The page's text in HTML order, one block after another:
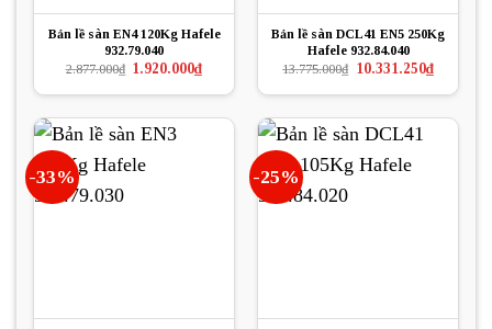
Bản lề sàn EN4 120Kg Hafele
932.79.040
2.877.000₫ Giá
là:
1.920.000₫Giá
hiện
tại
1.920.000₫.
Bản lề sàn DCL41 EN5 250Kg
Hafele 932.84.040
13.775.000₫ Giá
là:
10.331.250₫Giá
hiện
tại
-33% -25%